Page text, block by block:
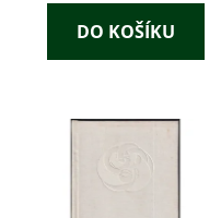
DO KOŠÍKU